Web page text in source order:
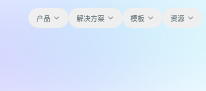
产品 解决方案 模板 资源